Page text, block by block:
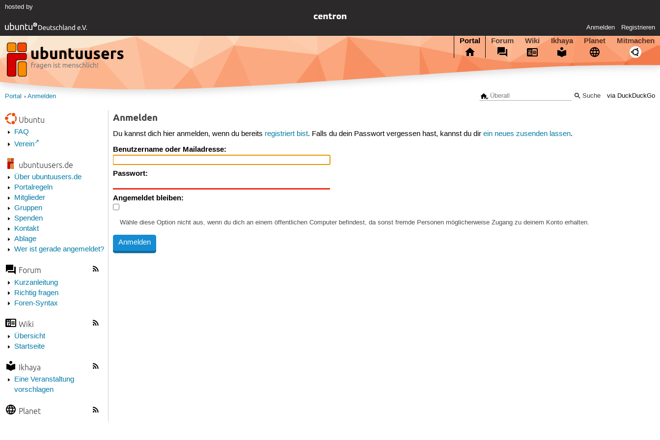
hosted by
Anmelden Registrieren
Portal Forum Wiki Ikhaya Planet Mitmachen
via DuckDuckGo
Portal Anmelden
Ubuntu
FAQ
Verein
ubuntuusers.de
Über ubuntuusers.de
Portalregeln
Mitglieder
Gruppen
Spenden
Kontakt
Ablage
Wer ist gerade angemeldet?
Forum
Kurzanleitung
Richtig fragen
Foren-Syntax
Wiki
Übersicht
Startseite
Ikhaya
Eine Veranstaltung
vorschlagen
Planet
Anmelden
Du kannst dich hier anmelden, wenn du bereits registriert bist. Falls du dein Passwort vergessen hast, kannst du direin neues zusenden lassen.
Benutzername oder Mailadresse:
Passwort:
Angemeldet bleiben:
Wähle diese Option nicht aus, wenn du dich an einem öffentlichen Computer befindest, da sonst fremde Personen möglicherweise Zugang zu deinem Konto erhalten.